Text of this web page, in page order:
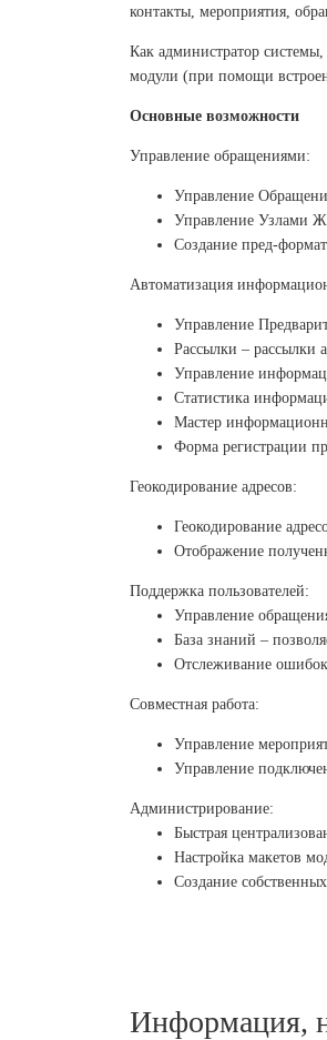
контакты, мероприятия,
Как администратор
модули (при помощи
Основные возможности
Управление обращениями:
Управление
Управление Узлами
Создание пред-
Автоматизация
Управление
Рассылки – рассылки
Управление
Статистика
Мастер
Форма регистрации
Геокодирование адресов:
Геокодирование
Отображение
Поддержка пользователей:
Управление
База знаний –
Отслеживание
Совместная работа:
Управление
Управление
Администрирование:
Быстрая
Настройка макетов
Создание
Информация,